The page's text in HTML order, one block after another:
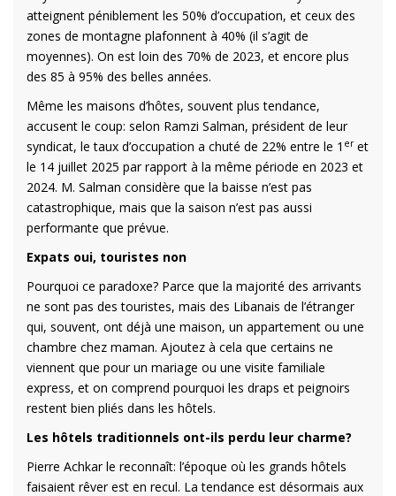
atteignent péniblement les 50% d’occupation, et ceux des
zones de montagne plafonnent à 40% (il s’agit de
moyennes). On est loin des 70% de 2023, et encore plus
des 85 à 95% des belles années.
Même les maisons d’hôtes, souvent plus tendance,
accusent le coup: selon Ramzi Salman, président de leur
syndicat, le taux d’occupation a chuté de 22% entre le 1 eret
le 14 juillet 2025 par rapport à la même période en 2023 et
2024. M. Salman considère que la baisse n’est pas
catastrophique, mais que la saison n’est pas aussi
performante que prévue.
Expats oui, touristes non
Pourquoi ce paradoxe? Parce que la majorité des arrivants
ne sont pas des touristes, mais des Libanais de l’étranger
qui, souvent, ont déjà une maison, un appartement ou une
chambre chez maman. Ajoutez à cela que certains ne
viennent que pour un mariage ou une visite familiale
express, et on comprend pourquoi les draps et peignoirs
restent bien pliés dans les hôtels.
Les hôtels traditionnels ont-ils perdu leur charme?
Pierre Achkar le reconnaît: l’époque où les grands hôtels
faisaient rêver est en recul. La tendance est désormais aux